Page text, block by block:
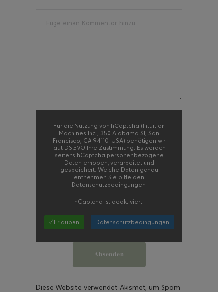
Für die Nutzung von hCaptcha (Intuition
Machines Inc., 350 Alabama St, San
Francisco, CA 94110, USA) benötigen wir
laut DSGVO Ihre Zustimmung. Es werden
seitens hCaptcha personenbezogene
Daten erhoben, verarbeitet und
gespeichert. Welche Daten genau
entnehmen Sie bitte den
Datenschutzbedingungen.
hCaptcha ist deaktiviert.
✓ Erlauben Datenschutzbedingungen
Diese Website verwendet Akismet, um Spam